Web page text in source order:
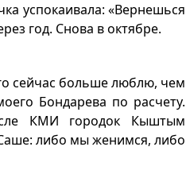
успокаивала: «Вернешься
год. Снова в октябре.
сейчас больше люблю, чем
Бондарева по расчету.
КМИ городок Кыштым
либо мы женимся, либо